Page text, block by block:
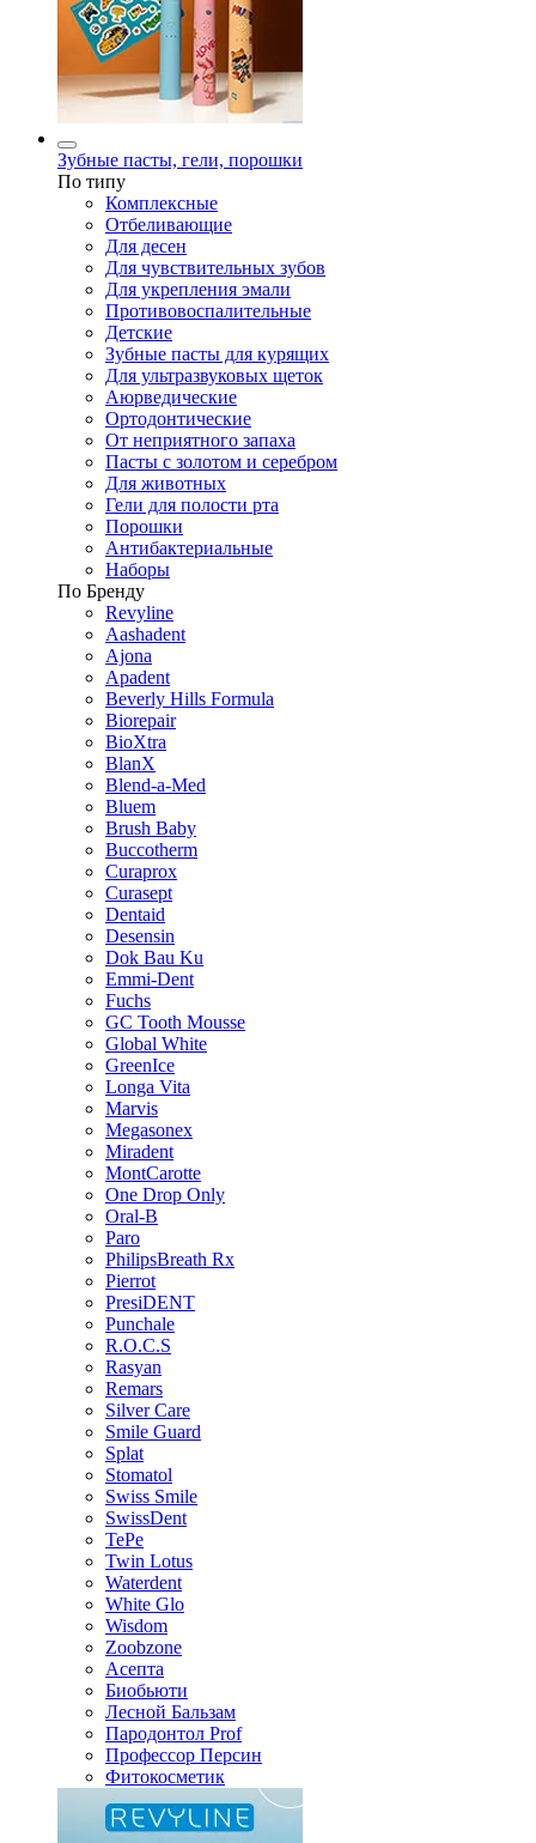
Зубные пасты, гели, порошки
По типу
Комплексные
Отбеливающие
Для десен
Для чувствительных зубов
Для укрепления эмали
Противовоспалительные
Детские
Зубные пасты для курящих
Для ультразвуковых щеток
Аюрведические
Ортодонтические
От неприятного запаха
Пасты с золотом и серебром
Для животных
Гели для полости рта
Порошки
Антибактериальные
Наборы
По Бренду
Revyline
Aashadent
Ajona
Apadent
Beverly Hills Formula
Biorepair
BioXtra
BlanX
Blend-a-Med
Bluem
Brush Baby
Buccotherm
Curaprox
Curasept
Dentaid
Desensin
Dok Bau Ku
Emmi-Dent
Fuchs
GC Tooth Mousse
Global White
GreenIce
Longa Vita
Marvis
Megasonex
Miradent
MontCarotte
One Drop Only
Oral-B
Paro
PhilipsBreath Rx
Pierrot
PresiDENT
Punchale
R.O.C.S
Rasyan
Remars
Silver Care
Smile Guard
Splat
Stomatol
Swiss Smile
SwissDent
TePe
Twin Lotus
Waterdent
White Glo
Wisdom
Zoobzone
Асепта
Биобьюти
Лесной Бальзам
Пародонтол Prof
Профессор Персин
Фитокосметик